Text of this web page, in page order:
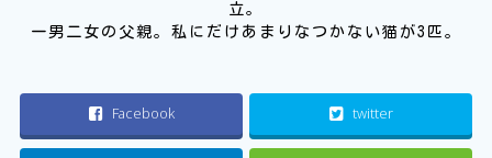
立。
一男二女の父親。私にだけあまりなつかない猫が3匹。
Facebook twitter